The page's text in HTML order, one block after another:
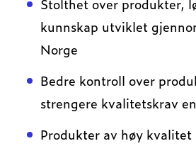
kunnskap utviklet
Norge
Bedre kontroll over
strengere kvalitetskrav
Produkter av høy kvalitet